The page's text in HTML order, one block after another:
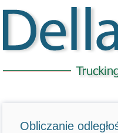
Obliczanie